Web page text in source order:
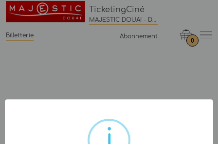
TicketingCiné
MAJESTIC DOUAI - Douai
Billetterie Abonnement
0